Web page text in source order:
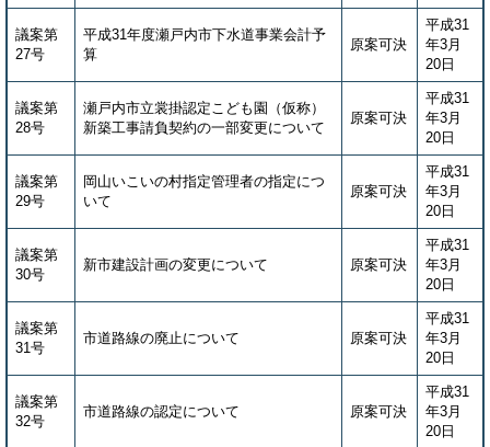
議案第
27号
平成31年度瀬戸内市下水道事業会計予
算
原案可決
平成31
年3月
20日
議案第
28号
瀬戸内市立裳掛認定こども園（仮称）
新築工事請負契約の一部変更について
原案可決
平成31
年3月
20日
議案第
29号
岡山いこいの村指定管理者の指定につ
いて
原案可決
平成31
年3月
20日
議案第
30号
新市建設計画の変更について 原案可決
平成31
年3月
20日
議案第
31号
市道路線の廃止について 原案可決
平成31
年3月
20日
議案第
32号
市道路線の認定について 原案可決
平成31
年3月
20日